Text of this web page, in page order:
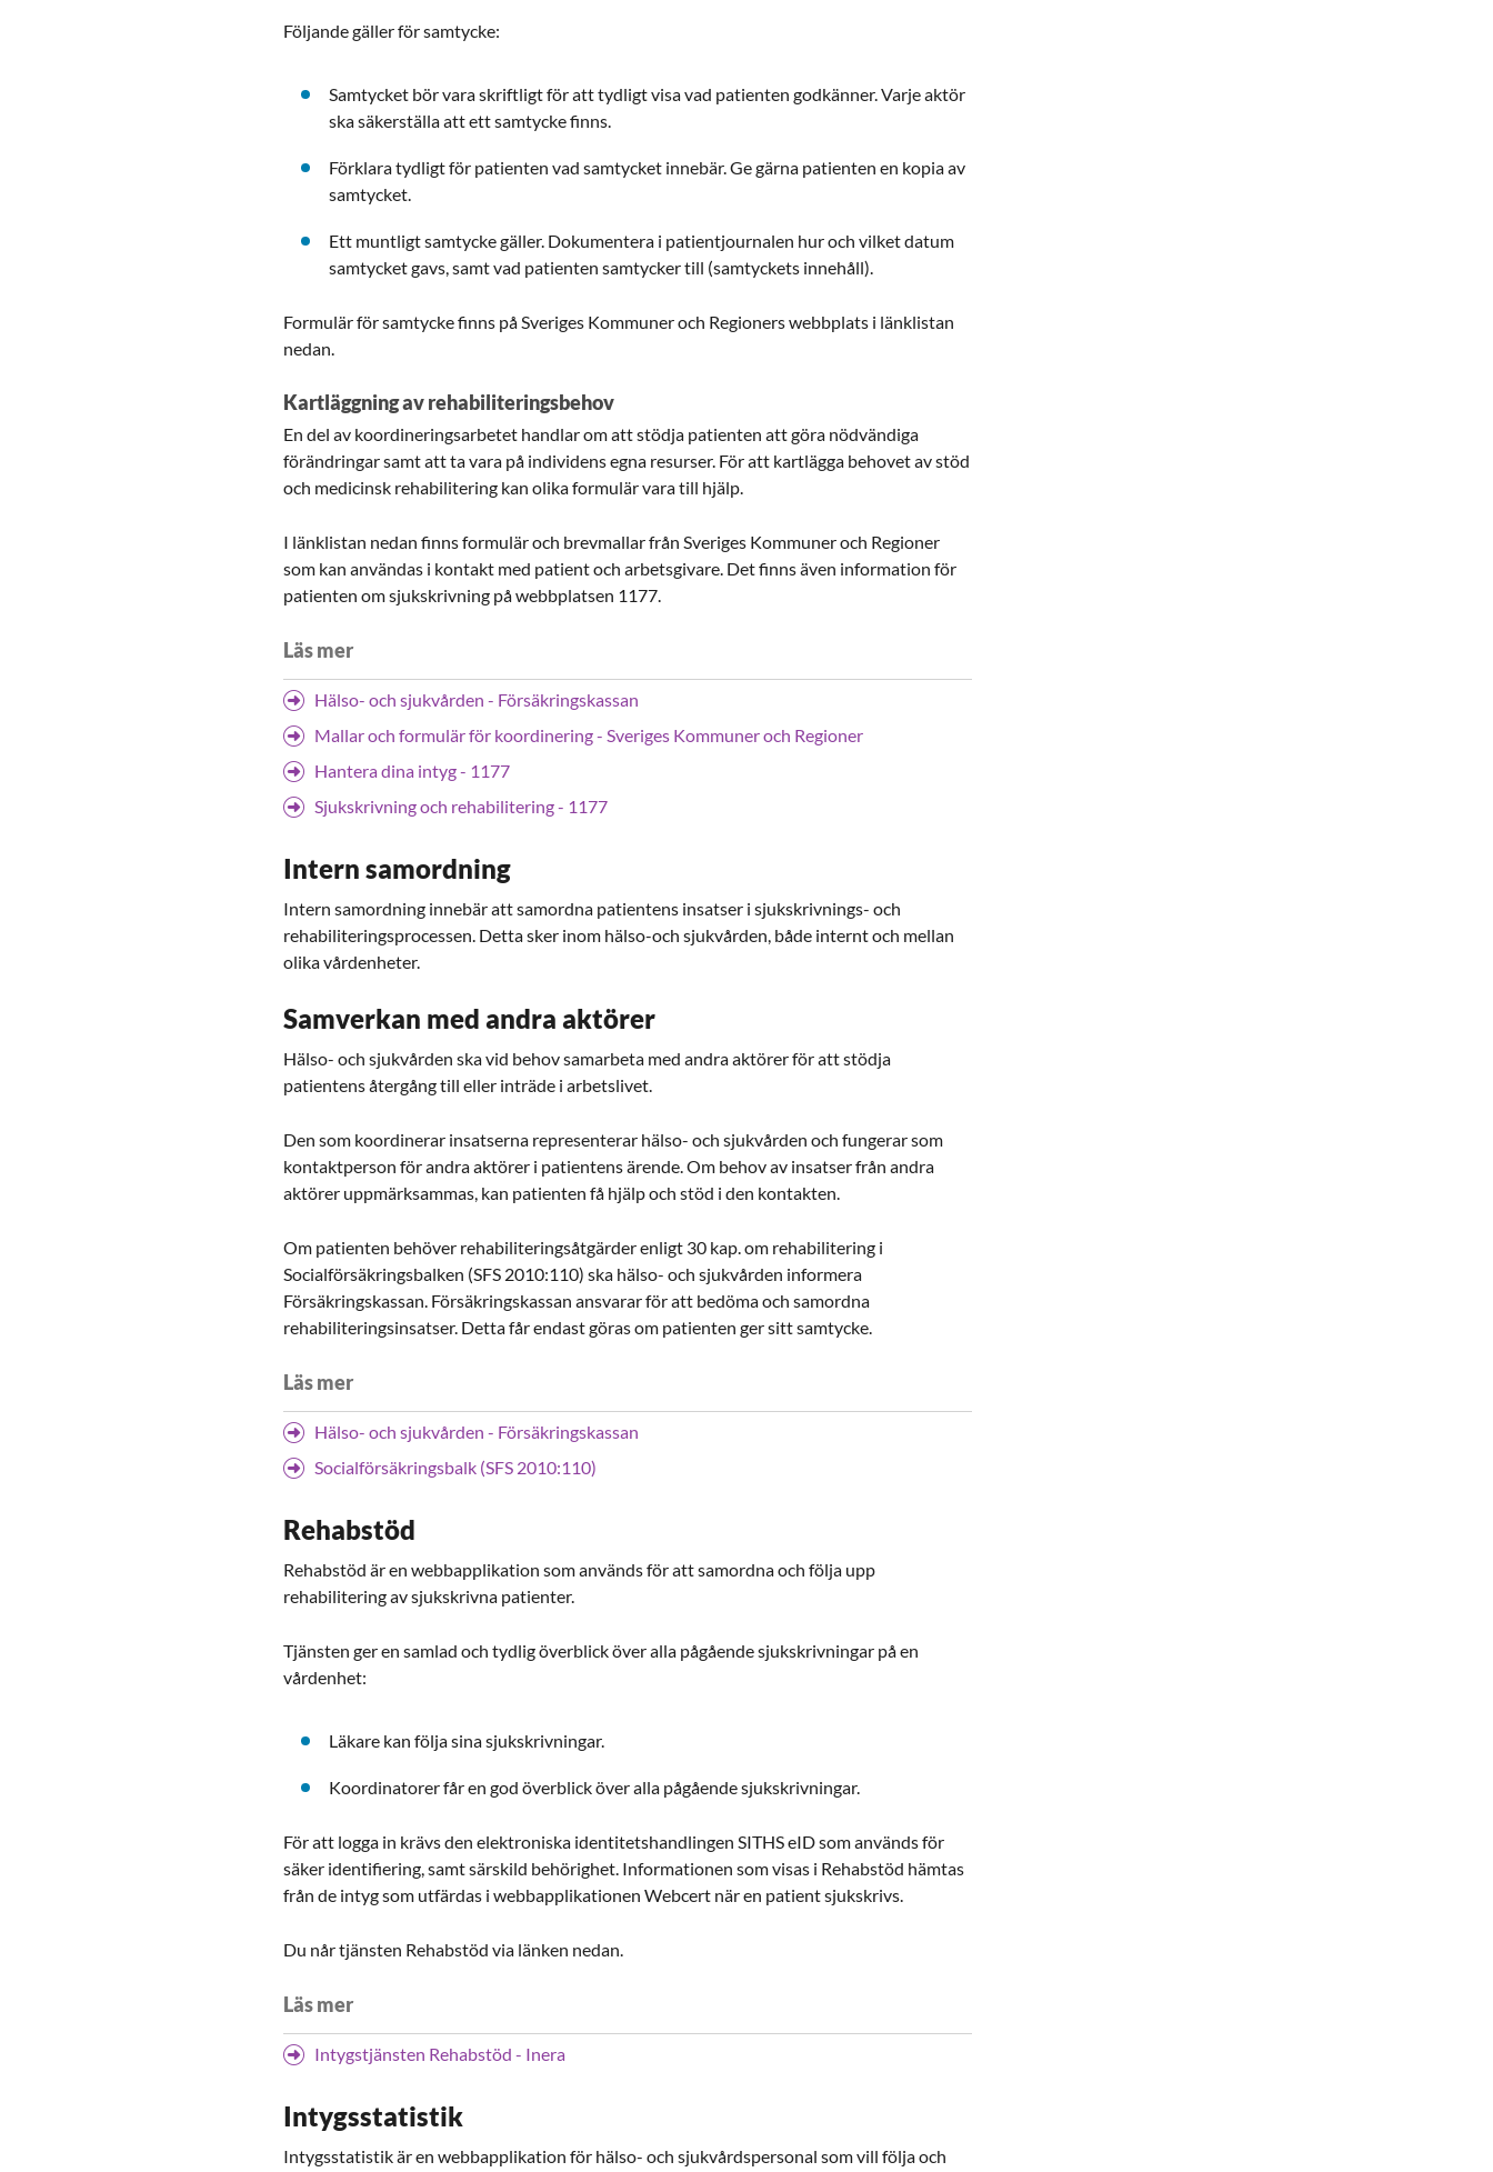
Följande gäller för samtycke:
Samtycket bör vara skriftligt för att tydligt visa vad patienten godkänner. Varje aktör
ska säkerställa att ett samtycke finns.
Förklara tydligt för patienten vad samtycket innebär. Ge gärna patienten en kopia av
samtycket.
Ett muntligt samtycke gäller. Dokumentera i patientjournalen hur och vilket datum
samtycket gavs, samt vad patienten samtycker till (samtyckets innehåll).
Formulär för samtycke finns på Sveriges Kommuner och Regioners webbplats i länklistan
nedan.
Kartläggning av rehabiliteringsbehov
En del av koordineringsarbetet handlar om att stödja patienten att göra nödvändiga
förändringar samt att ta vara på individens egna resurser. För att kartlägga behovet av stöd
och medicinsk rehabilitering kan olika formulär vara till hjälp.
I länklistan nedan finns formulär och brevmallar från Sveriges Kommuner och Regioner
som kan användas i kontakt med patient och arbetsgivare. Det finns även information för
patienten om sjukskrivning på webbplatsen 1177.
Läs mer
Hälso- och sjukvården - Försäkringskassan
Mallar och formulär för koordinering - Sveriges Kommuner och Regioner
Hantera dina intyg - 1177
Sjukskrivning och rehabilitering - 1177
Intern samordning
Intern samordning innebär att samordna patientens insatser i sjukskrivnings- och
rehabiliteringsprocessen. Detta sker inom hälso-och sjukvården, både internt och mellan
olika vårdenheter.
Samverkan med andra aktörer
Hälso- och sjukvården ska vid behov samarbeta med andra aktörer för att stödja
patientens återgång till eller inträde i arbetslivet.
Den som koordinerar insatserna representerar hälso- och sjukvården och fungerar som
kontaktperson för andra aktörer i patientens ärende. Om behov av insatser från andra
aktörer uppmärksammas, kan patienten få hjälp och stöd i den kontakten.
Om patienten behöver rehabiliteringsåtgärder enligt 30 kap. om rehabilitering i
Socialförsäkringsbalken (SFS 2010:110) ska hälso- och sjukvården informera
Försäkringskassan. Försäkringskassan ansvarar för att bedöma och samordna
rehabiliteringsinsatser. Detta får endast göras om patienten ger sitt samtycke.
Läs mer
Hälso- och sjukvården - Försäkringskassan
Socialförsäkringsbalk (SFS 2010:110)
Rehabstöd
Rehabstöd är en webbapplikation som används för att samordna och följa upp
rehabilitering av sjukskrivna patienter.
Tjänsten ger en samlad och tydlig överblick över alla pågående sjukskrivningar på en
vårdenhet:
Läkare kan följa sina sjukskrivningar.
Koordinatorer får en god överblick över alla pågående sjukskrivningar.
För att logga in krävs den elektroniska identitetshandlingen SITHS eID som används för
säker identifiering, samt särskild behörighet. Informationen som visas i Rehabstöd hämtas
från de intyg som utfärdas i webbapplikationen Webcert när en patient sjukskrivs.
Du når tjänsten Rehabstöd via länken nedan.
Läs mer
Intygstjänsten Rehabstöd - Inera
Intygsstatistik
Intygsstatistik är en webbapplikation för hälso- och sjukvårdspersonal som vill följa och